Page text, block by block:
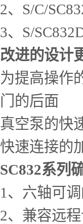
2、S/C/
3、S/
改进的设计
为提高操作
门的后面
真空泵的快
快速连接的
SC832系列
1、六轴可调
2、兼容远程